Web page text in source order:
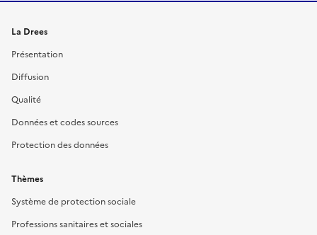
La Drees
Présentation
Diffusion
Qualité
Données et codes sources
Protection des données
Thèmes
Système de protection sociale
Professions sanitaires et sociales